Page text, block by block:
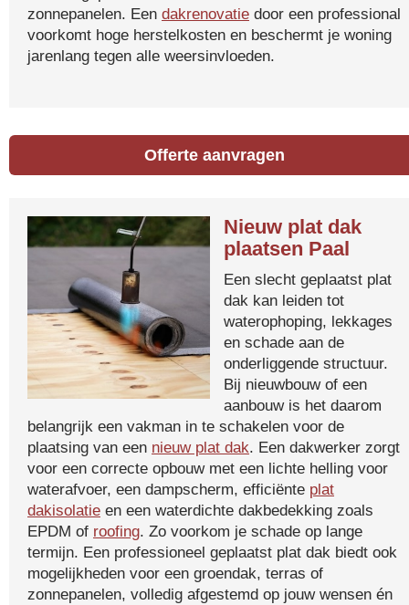
zonnepanelen. Een dakrenovatie door een professional
voorkomt hoge herstelkosten en beschermt je woning
jarenlang tegen alle weersinvloeden.
Offerte aanvragen
Nieuw plat dak
plaatsen Paal
Een slecht geplaatst plat
dak kan leiden tot
waterophoping, lekkages
en schade aan de
onderliggende structuur.
Bij nieuwbouw of een
aanbouw is het daarom
belangrijk een vakman in te schakelen voor de
plaatsing van een nieuw plat dak. Een dakwerker zorgt
voor een correcte opbouw met een lichte helling voor
waterafvoer, een dampscherm, efficiënte plat
dakisolatie en een waterdichte dakbedekking zoals
EPDM of roofing. Zo voorkom je schade op lange
termijn. Een professioneel geplaatst plat dak biedt ook
mogelijkheden voor een groendak, terras of
zonnepanelen, volledig afgestemd op jouw wensen én